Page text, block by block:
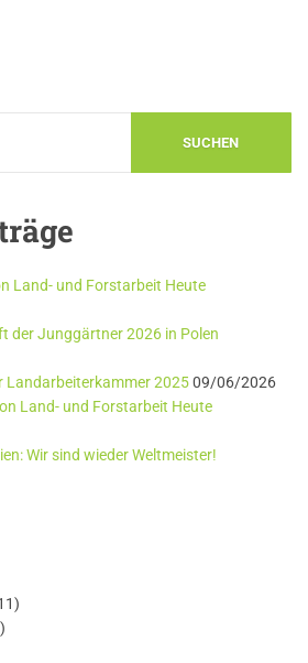
Land- und Forstarbeit Heute
der Junggärtner 2026 in Polen
Landarbeiterkammer 202509/06/2026
Land- und Forstarbeit Heute
Wir sind wieder Weltmeister!